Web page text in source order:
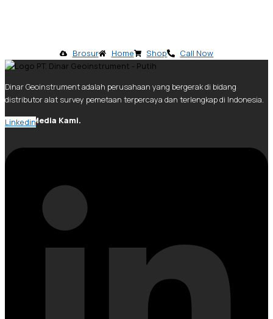
Brosur Home Shop Call Now
Dinar Geoinstrument adalah perusahaan yang bergerak di bidang
distributor alat survey pemetaan terpercaya dan terlengkap di Indonesia.
Social Media Kami.
Linkedin